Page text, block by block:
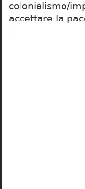
colonialismo/
accettare la